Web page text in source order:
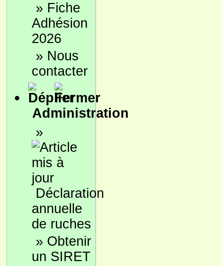
» Fiche
Adhésion
2026
» Nous
contacter
Administration
»
Déclaration
annuelle
de ruches
» Obtenir
un SIRET